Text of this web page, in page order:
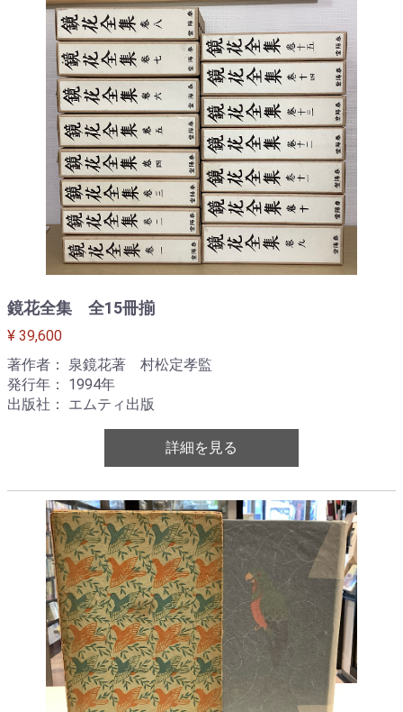
鏡花全集 全15冊揃
¥ 39,600
著作者： 泉鏡花著 村松定孝監
発行年： 1994年
出版社： エムティ出版
詳細を見る